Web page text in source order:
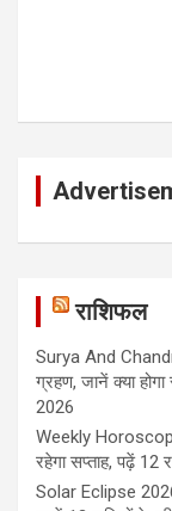
राशिफल
Surya And
ग्रहण, जानें क्या
2026
Weekly
रहेगा सप्ताह, पढ़ें 12
Solar Eclipse